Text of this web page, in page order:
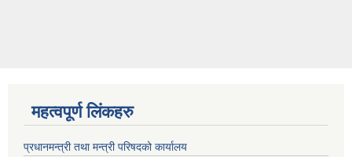
महत्वपूर्ण लिंकहरु
प्रधानमन्त्री तथा मन्त्री परिषदको कार्यालय